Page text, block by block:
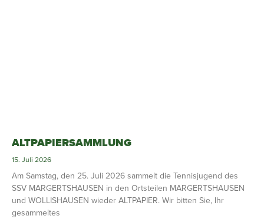
ALTPAPIERSAMMLUNG
15. Juli 2026
Am Samstag, den 25. Juli 2026 sammelt die Tennisjugend des
SSV MARGERTSHAUSEN in den Ortsteilen MARGERTSHAUSEN
und WOLLISHAUSEN wieder ALTPAPIER. Wir bitten Sie, Ihr
gesammeltes